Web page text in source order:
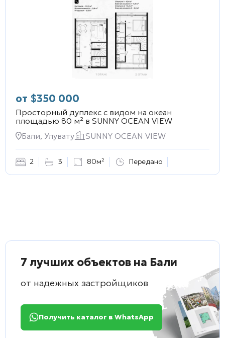
от $350 000
Просторный дуплекс с видом на океан
площадью 80 м² в SUNNY OCEAN VIEW
Бали, Улувату
SUNNY OCEAN VIEW
2 3 80м² Передано
7 лучших объектов на Бали
от надежных застройщиков
Получить каталог в WhatsApp